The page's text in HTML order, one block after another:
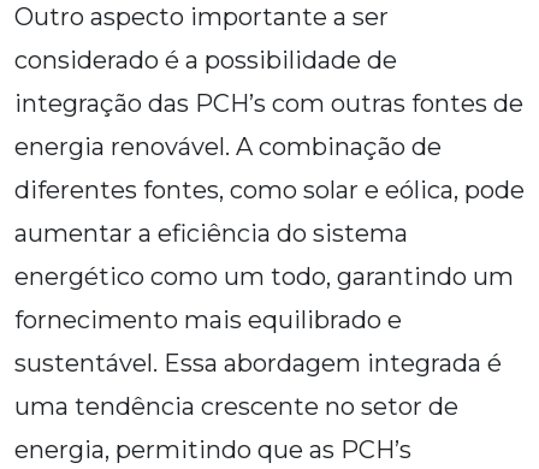
Outro aspecto importante a ser
considerado é a possibilidade de
integração das PCH’s com outras fontes de
energia renovável. A combinação de
diferentes fontes, como solar e eólica, pode
aumentar a eficiência do sistema
energético como um todo, garantindo um
fornecimento mais equilibrado e
sustentável. Essa abordagem integrada é
uma tendência crescente no setor de
energia, permitindo que as PCH’s